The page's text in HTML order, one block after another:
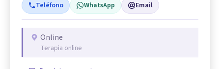
Teléfono WhatsApp Email
Online
Terapia online